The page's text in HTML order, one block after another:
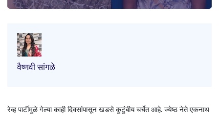
वैष्णवी सांगळे
रेव्ह पार्टीमुळे गेल्या काही दिवसांपासून खडसे कुटुंबीय चर्चेत आहे. ज्येष्ठ नेते एकनाथ